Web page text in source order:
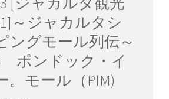
～ジャカルタシ
ングモール列伝～
ポンドック・イ
。モール（PIM)